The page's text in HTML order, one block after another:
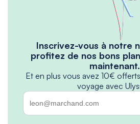
Inscrivez-vous à notre
profitez de nos bons
maintenant.
Et en plus vous avez 10€
voyage avec